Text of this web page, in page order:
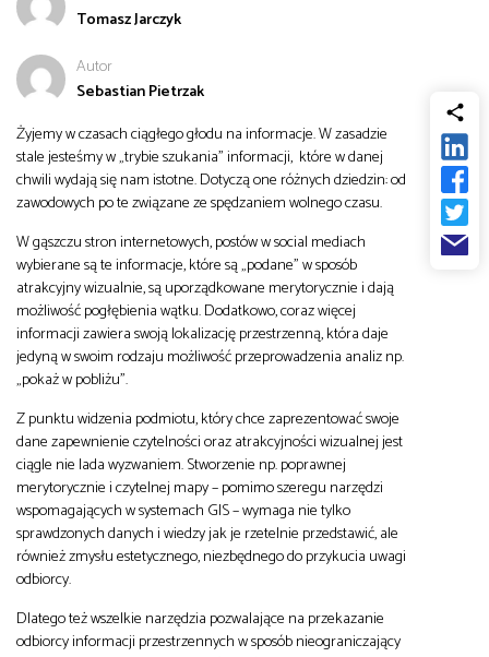
od
Infrastruktura i telekomunikacja
Turystyka i rekreacja
Architektura, inżynieria i budownictwo
Tomasz Jarczyk
Autor
Sebastian Pietrzak
Żyjemy w czasach ciągłego głodu na informacje. W zasadzie
stale jesteśmy w „trybie szukania” informacji, które w danej
chwili wydają się nam istotne. Dotyczą one różnych dziedzin: od
zawodowych po te związane ze spędzaniem wolnego czasu.
W gąszczu stron internetowych, postów w social mediach
wybierane są te informacje, które są „podane” w sposób
atrakcyjny wizualnie, są uporządkowane merytorycznie i dają
możliwość pogłębienia wątku. Dodatkowo, coraz więcej
informacji zawiera swoją lokalizację przestrzenną, która daje
jedyną w swoim rodzaju możliwość przeprowadzenia analiz np.
„pokaż w pobliżu”.
Z punktu widzenia podmiotu, który chce zaprezentować swoje
dane zapewnienie czytelności oraz atrakcyjności wizualnej jest
ciągle nie lada wyzwaniem. Stworzenie np. poprawnej
merytorycznie i czytelnej mapy – pomimo szeregu narzędzi
wspomagających w systemach GIS – wymaga nie tylko
sprawdzonych danych i wiedzy jak je rzetelnie przedstawić, ale
również zmysłu estetycznego, niezbędnego do przykucia uwagi
odbiorcy.
Dlatego też wszelkie narzędzia pozwalające na przekazanie
odbiorcy informacji przestrzennych w sposób nieograniczający